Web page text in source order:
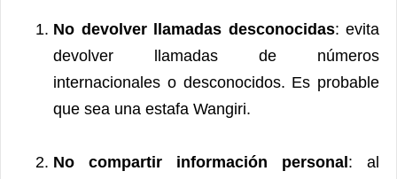
No devolver llamadas desconocidas: evita
devolver llamadas de números
internacionales o desconocidos. Es probable
que sea una estafa Wangiri.
No compartir información personal : al